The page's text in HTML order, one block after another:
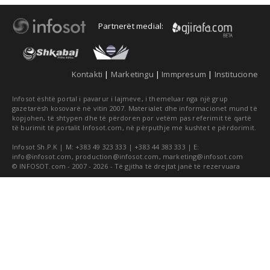
Partnerët medial:
Kontakti | Marketingu | Immpresum | Institucione
Infosot është portal i pavarur i lajmeve, i themeluar nga një grup
gazetarësh kosovarë në vitin 2007. Materialet dhe informacionet mund të
kopjohen, të shtypen dhe të përdoren por vetëm pas referimit të qartë
të burimit të portalit Infosot.com, në përputhje me kushtet e përdorimit.
Infosot Sh.P.K | M: +383 49 323 333 | +383 44 383 333 | E:
info@infosot.com , production@infosot.com , marketing@infosot.com
© INFOSOT.com - 2007 - 2026 - Të gjitha të drejtat janë të rezervuara